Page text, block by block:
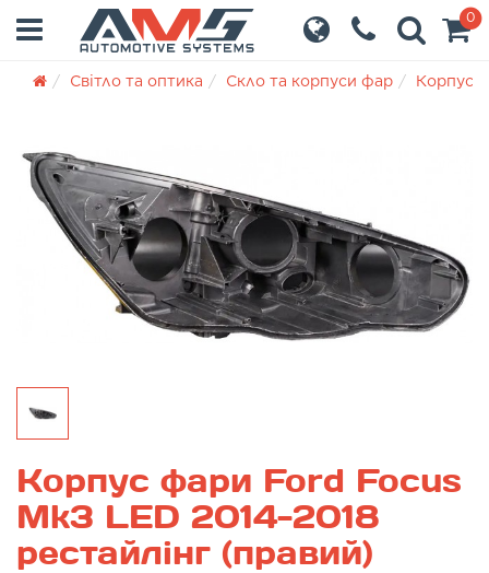
0
Світло та оптика Скло та корпуси фар Корпуси
Корпус фари Ford Focus
Mk3 LED 2014-2018
рестайлінг (правий)